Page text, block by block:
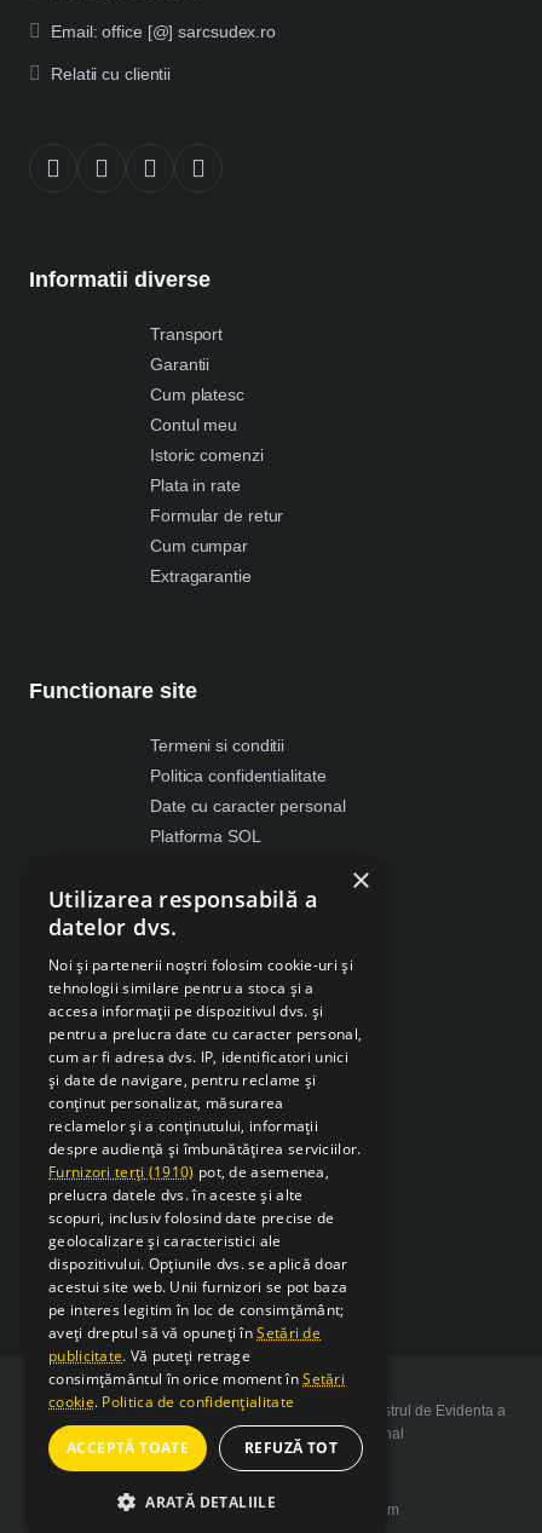
Email: office [@] sarcsudex.ro
Relatii cu clientii
Informatii diverse
Transport
Garantii
Cum platesc
Contul meu
Istoric comenzi
Plata in rate
Formular de retur
Cum cumpar
Extragarantie
Functionare site
Termeni si conditii
Politica confidentialitate
Date cu caracter personal
Platforma SOL
Despre Cookies
Retragere din contract
Copyright 2026 SarcSudex.ro Website inscris in Registrul de Evidenta a
Prelucrarii de Date cu Caracter Personal
Website design by web-Bsolutions.com
×
Utilizarea responsabilă a
datelor dvs.
Noi și partenerii noștri folosim cookie-uri și
tehnologii similare pentru a stoca și a
accesa informații pe dispozitivul dvs. și
pentru a prelucra date cu caracter personal,
cum ar fi adresa dvs. IP, identificatori unici
și date de navigare, pentru reclame și
conținut personalizat, măsurarea
reclamelor și a conținutului, informații
despre audiență și îmbunătățirea serviciilor.
Furnizori terți (1910) pot, de asemenea,
prelucra datele dvs. în aceste și alte
scopuri, inclusiv folosind date precise de
geolocalizare și caracteristici ale
dispozitivului. Opțiunile dvs. se aplică doar
acestui site web. Unii furnizori se pot baza
pe interes legitim în loc de consimțământ;
aveți dreptul să vă opuneți înSetări de
publicitate. Vă puteți retrage
consimțământul în orice moment înSetări
cookie. Politica de confidențialitate
ACCEPTĂ TOATE REFUZĂ TOT
ARATĂ DETALIILE